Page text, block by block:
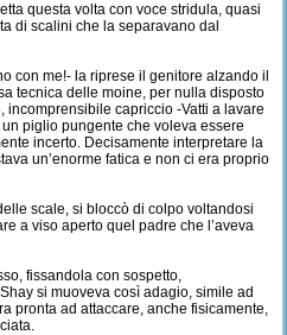
questa volta con voce stridula, quasi
di scalini che la separavano dal
con me!- la riprese il genitore alzando il
tecnica delle moine, per nulla disposto
incomprensibile capriccio -Vatti a lavare
piglio pungente che voleva essere
incerto. Decisamente interpretare la
un’enorme fatica e non ci era proprio
scale, si bloccò di colpo voltandosi
a viso aperto quel padre che l’aveva
fissandola con sospetto,
si muoveva così adagio, simile ad
pronta ad attaccare, anche fisicamente,